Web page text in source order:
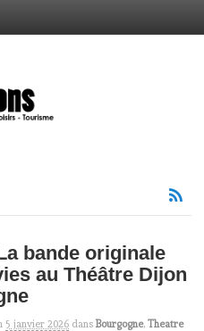
bande originale
au Théâtre Dijon
5 janvier 2026 dans Bourgogne, Theatre